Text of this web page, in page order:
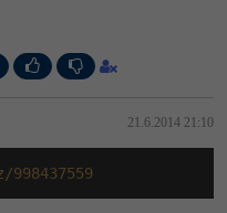
21.6.2014 21:10